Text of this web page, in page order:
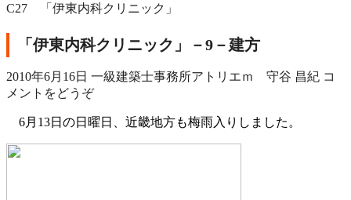
C27 「伊東内科クリニック」
「伊東内科クリニック」－9－建方
2010年6月16日 一級建築士事務所アトリエｍ 守谷 昌紀 コ
メントをどうぞ
6月13日の日曜日、近畿地方も梅雨入りしました。